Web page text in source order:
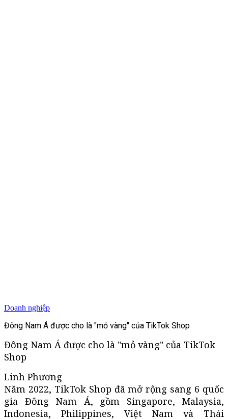
Doanh nghiệp
Đông Nam Á được cho là "mỏ vàng" của TikTok Shop
Đông Nam Á được cho là "mỏ vàng" của TikTok
Shop
Linh Phương
Năm 2022, TikTok Shop đã mở rộng sang 6 quốc
gia Đông Nam Á, gồm Singapore, Malaysia,
Indonesia, Philippines, Việt Nam và Thái